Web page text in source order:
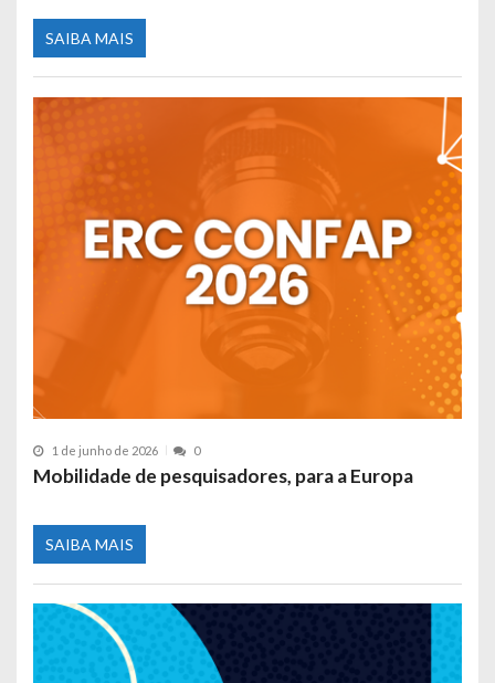
SAIBA MAIS
1 de junho de 2026 0
Mobilidade de pesquisadores, para a Europa
SAIBA MAIS